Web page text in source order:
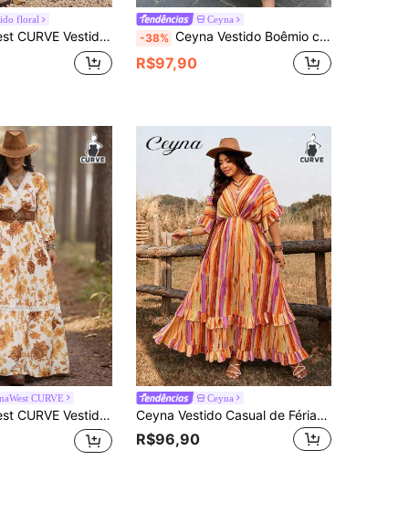
floral
Casual Elegante com Estampa Floral, Gola Padre e Manga Babado para Mulheres Plus Size
Ceyna
-38% Ceyna Vestido Boêmio com Estampa Floral, Manga Pétalas e Decote em V, Plus Size, Primavera/Verão
R$97,90
CURVE
Férias com Estampa Ocidental Tipo Linho, Recortes em Renda, Plus Size
Ceyna
Ceyna Vestido Casual de Férias com Amarração na Frente, Versátil para Primavera e Verão, Plus Size
R$96,90